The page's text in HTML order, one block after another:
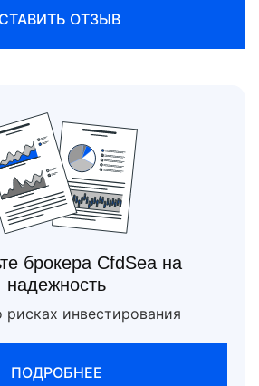
ОТЗЫВ
брокера CfdSea на
надежность
рисках инвестирования
ПОДРОБНЕЕ